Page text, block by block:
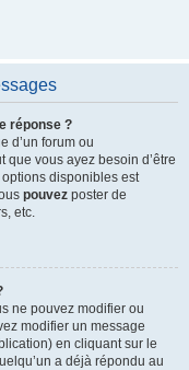
réponse ?
d’un forum ou
que vous ayez besoin d’être
disponibles est
pouvez poster de
etc.
ne pouvez modifier ou
modifier un message
en cliquant sur le
a déjà répondu au